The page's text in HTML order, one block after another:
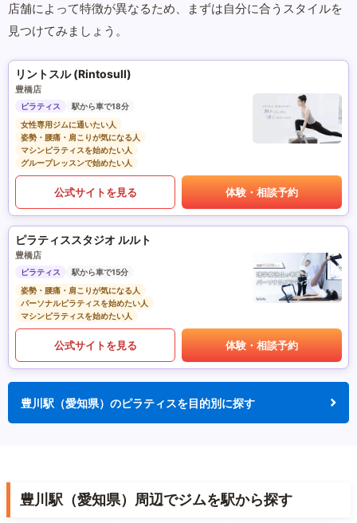
店舗によって特徴が異なるため、まずは自分に合うスタイルを
見つけてみましょう。
リントスル (Rintosull)
豊橋店
ピラティス
駅から車で18分
女性専用ジムに通いたい人
姿勢・腰痛・肩こりが気になる人
マシンピラティスを始めたい人
グループレッスンで始めたい人
公式サイトを見る 体験・相談予約
ピラティススタジオ ルルト
豊橋店
ピラティス
駅から車で15分
姿勢・腰痛・肩こりが気になる人
パーソナルピラティスを始めたい人
マシンピラティスを始めたい人
公式サイトを見る 体験・相談予約
豊川駅（愛知県）のピラティスを目的別に探す
豊川駅（愛知県）周辺でジムを駅から探す